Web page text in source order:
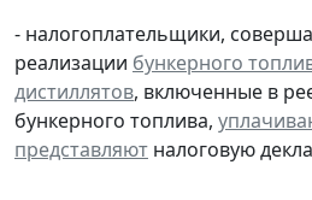
- налогоплательщики,
реализации бункерного
дистиллятов, включенные в
бункерного топлива,
представляют налоговую